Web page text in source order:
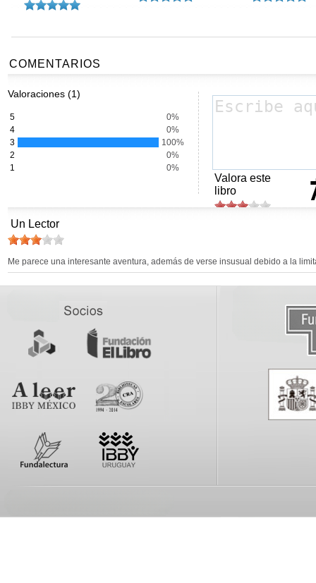
COMENTARIOS
Valoraciones (1)
5
0%
4
0%
3
100%
2
0%
1
0%
Valora este
libro
Un Lector
Me parece una interesante aventura, además de verse insusual debido a la